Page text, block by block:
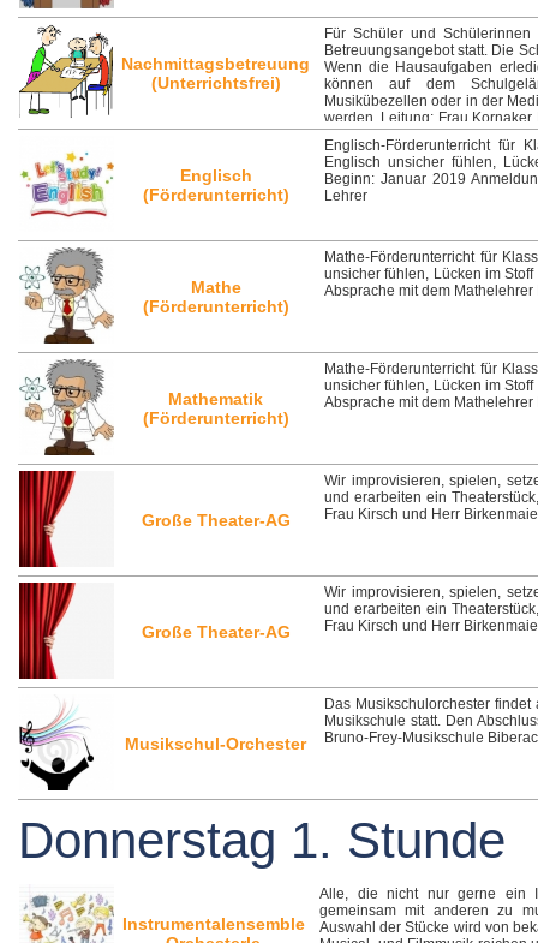
Nachmittagsbetreuung
(Unterrichtsfrei)
Für Schüler und
Betreuungsangebot statt. Die
Wenn die Hausaufgaben
können auf dem
Musikübezellen oder in der
werden. Leitung: Frau
12. September 2018 in K 208
Englisch
(Förderunterricht)
Englisch-Förderunterricht für
Englisch unsicher fühlen,
Beginn: Januar 2019
Lehrer
Mathe
(Förderunterricht)
Mathe-Förderunterricht für
unsicher fühlen, Lücken im
Absprache mit dem
Mathematik
(Förderunterricht)
Mathe-Förderunterricht für
unsicher fühlen, Lücken im
Absprache mit dem
Große Theater-AG
Wir improvisieren, spielen,
und erarbeiten ein
Frau Kirsch und Herr
Große Theater-AG
Wir improvisieren, spielen,
und erarbeiten ein
Frau Kirsch und Herr
Musikschul-Orchester
Das Musikschulorchester
Musikschule statt. Den
Bruno-Frey-Musikschule
Donnerstag 1. Stunde
Instrumentalensemble
Alle, die nicht nur gerne ein
gemeinsam mit anderen zu
Auswahl der Stücke wird von